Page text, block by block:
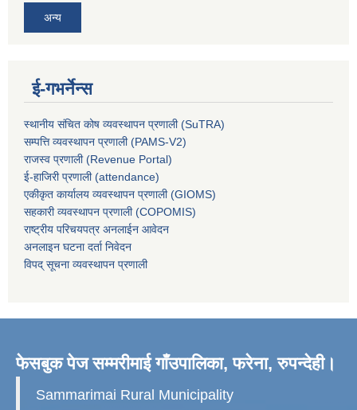
अन्य
ई-गभर्नेन्स
स्थानीय संचित कोष व्यवस्थापन प्रणाली (SuTRA)
सम्पत्ति व्यवस्थापन प्रणाली (PAMS-V2)
राजस्व प्रणाली (Revenue Portal)
ई-हाजिरी प्रणाली (attendance)
एकीकृत कार्यालय व्यवस्थापन प्रणाली (GIOMS)
सहकारी व्यवस्थापन प्रणाली (COPOMIS)
राष्ट्रीय परिचयपत्र अनलाईन आवेदन
अनलाइन घटना दर्ता निवेदन
विपद् सूचना व्यवस्थापन प्रणाली
फेसबुक पेज सम्मरीमाई गाँउपालिका, फरेना, रुपन्देही।
Sammarimai Rural Municipality